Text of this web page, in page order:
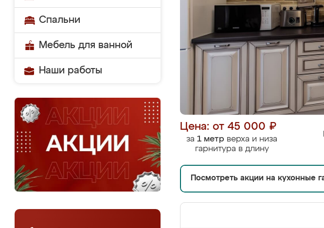
Спальни
Мебель для ванной
Наши работы
Цена: от 45 000 ₽
за 1 метр верха и низа
гарнитура в длину
Посмотреть акции на кухонные